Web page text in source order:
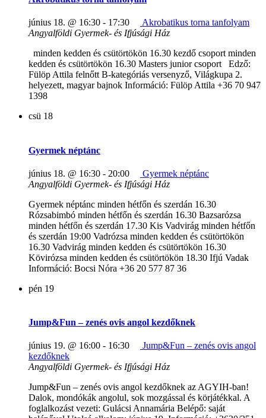
június 18. @ 16:30 - 17:30
Akrobatikus torna tanfolyam
Angyalföldi Gyermek- és Ifjúsági Ház
minden kedden és csütörtökön 16.30 kezdő csoport minden
kedden és csütörtökön 16.30 Masters junior csoport Edző:
Fülöp Attila felnőtt B-kategóriás versenyző, Világkupa 2.
helyezett, magyar bajnok Információ: Fülöp Attila +36 70 947
1398
csü 18
Gyermek néptánc
június 18. @ 16:30 - 20:00
Gyermek néptánc
Angyalföldi Gyermek- és Ifjúsági Ház
Gyermek néptánc minden hétfőn és szerdán 16.30
Rózsabimbó minden hétfőn és szerdán 16.30 Bazsarózsa
minden hétfőn és szerdán 17.30 Kis Vadvirág minden hétfőn
és szerdán 19:00 Vadrózsa minden kedden és csütörtökön
16.30 Vadvirág minden kedden és csütörtökön 16.30
Kövirózsa minden kedden és csütörtökön 18.30 Ifjú Vadak
Információ: Bocsi Nóra +36 20 577 87 36
pén 19
Jump&Fun – zenés ovis angol kezdőknek
június 19. @ 16:00 - 16:30
Jump&Fun – zenés ovis angol
kezdőknek
Angyalföldi Gyermek- és Ifjúsági Ház
Jump&Fun – zenés ovis angol kezdőknek az AGYIH-ban!
Dalok, mondókák angolul, sok mozgással és körjátékkal. A
foglalkozást vezeti: Gulácsi Annamária Belépő: saját